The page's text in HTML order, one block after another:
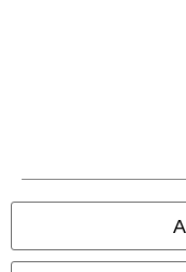
Cancelar pedido
Todos los precios
© 1986-2026 E.M.P.